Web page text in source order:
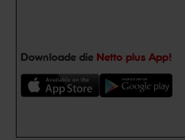
Downloade die Netto plus App!